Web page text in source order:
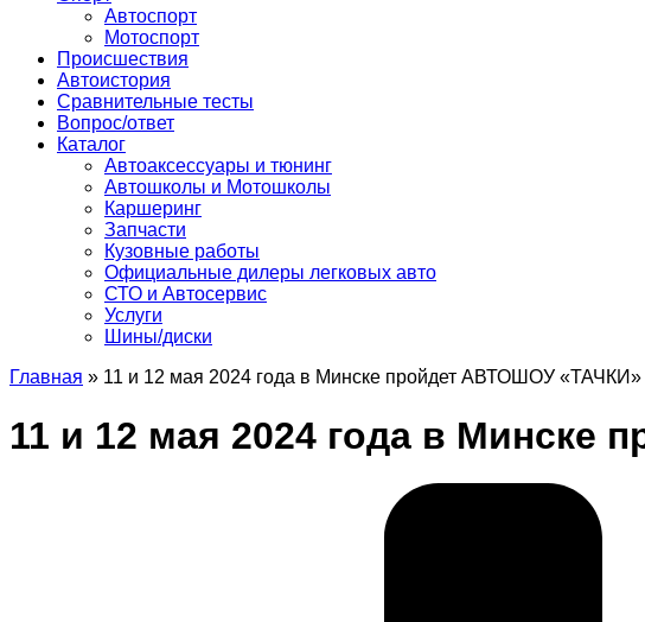
Автоспорт
Мотоспорт
Происшествия
Автоистория
Сравнительные тесты
Вопрос/ответ
Каталог
Автоакcессуары и тюнинг
Автошколы и Мотошколы
Каршеринг
Запчасти
Кузовные работы
Официальные дилеры легковых авто
СТО и Автосервис
Услуги
Шины/диски
Главная » 11 и 12 мая 2024 года в Минске пройдет АВТОШОУ «ТАЧКИ»
11 и 12 мая 2024 года в